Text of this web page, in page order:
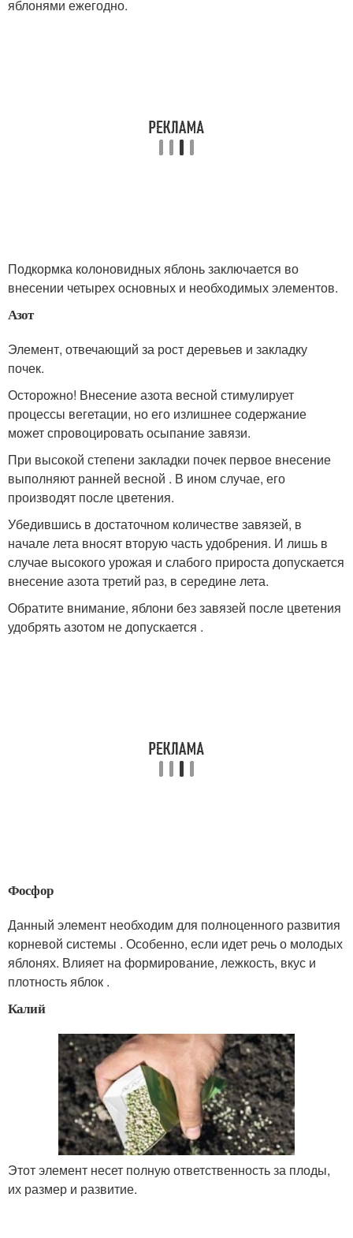
яблонями ежегодно.
Подкормка колоновидных яблонь заключается во
внесении четырех основных и необходимых элементов.
Азот
Элемент, отвечающий за рост деревьев и закладку
почек.
Осторожно! Внесение азота весной стимулирует
процессы вегетации, но его излишнее содержание
может спровоцировать осыпание завязи.
При высокой степени закладки почек первое внесение
выполняют ранней весной . В ином случае, его
производят после цветения.
Убедившись в достаточном количестве завязей, в
начале лета вносят вторую часть удобрения. И лишь в
случае высокого урожая и слабого прироста допускается
внесение азота третий раз, в середине лета.
Обратите внимание, яблони без завязей после цветения
удобрять азотом не допускается .
Фосфор
Данный элемент необходим для полноценного развития
корневой системы . Особенно, если идет речь о молодых
яблонях. Влияет на формирование, лежкость, вкус и
плотность яблок .
Калий
Этот элемент несет полную ответственность за плоды,
их размер и развитие.